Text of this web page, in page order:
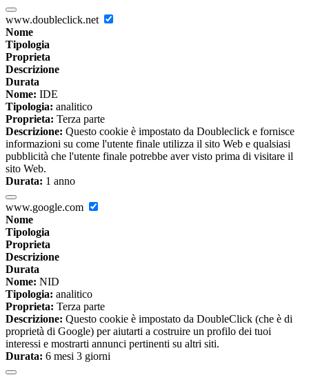
www.doubleclick.net
Nome
Tipologia
Proprieta
Descrizione
Durata
Nome: IDE
Tipologia: analitico
Proprieta: Terza parte
Descrizione: Questo cookie è impostato da Doubleclick e fornisce
informazioni su come l'utente finale utilizza il sito Web e qualsiasi
pubblicità che l'utente finale potrebbe aver visto prima di visitare il
sito Web.
Durata: 1 anno
www.google.com
Nome
Tipologia
Proprieta
Descrizione
Durata
Nome: NID
Tipologia: analitico
Proprieta: Terza parte
Descrizione: Questo cookie è impostato da DoubleClick (che è di
proprietà di Google) per aiutarti a costruire un profilo dei tuoi
interessi e mostrarti annunci pertinenti su altri siti.
Durata: 6 mesi 3 giorni